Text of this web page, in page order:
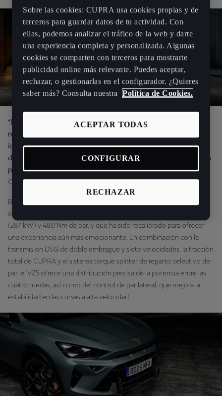
“El CUPRA Formentor VZ5 es una declaración audaz que refuerza
nuestro compromiso con el rendimiento y la emoción. Con su
icónico motor de cinco cilindros, este modelo encarna la esencia
de CUPRA: es atrevido, poco convencional y está impulsado por la
pasión”,afirma Sven Schuwirth, vicepresidente ejecutivo
Comercial.
Bajo el capó del CUPRA Formentor VZ5 se encuentra el
emblemático TSI de cinco cilindros y 2.5 litros, que ofrece 390 CV
(287 kW) y 480 Nm de par, y que ha sido recalibrado para ofrecer
una experiencia aún más emocionante. En combinación con la
transmisión DSG de doble embrague y siete velocidades, la tracción
total de CUPRA y el sistema torque splitter de reparto selectivo de
par, el VZ5 ofrece una distribución precisa de la potencia entre las
cuatro ruedas, así como del control de par lateral, que mejora la
estabilidad en las curvas a alta velocidad.
Sobre las cookies: CUPRA usa cookies propias y de
terceros para guardar datos de tu actividad. Con
ellas, podemos analizar el tráfico de la web y darte
una experiencia completa y personalizada. Algunas
cookies se comparten con terceros para mostrarte
publicidad online más relevante. Puedes aceptar,
rechazar, o gestionarlas en el configurador. ¿Quieres
saber más? Consulta nuestra
Política de Cookies.
RECHAZAR
ACEPTAR TODAS
CONFIGURAR